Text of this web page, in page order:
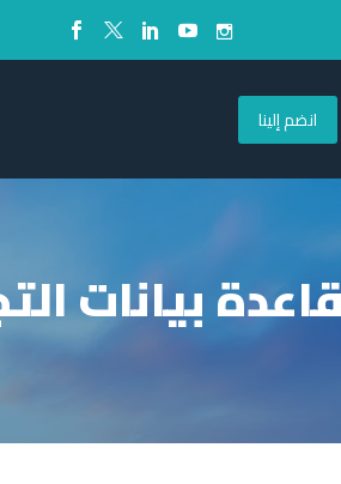
انضم إلينا
بيانات